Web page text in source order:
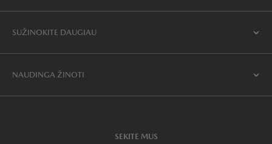
SUŽINOKITE DAUGIAU
NAUDINGA ŽINOTI
SEKITE MUS